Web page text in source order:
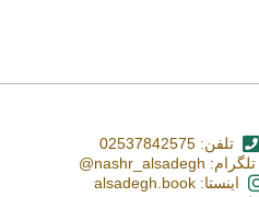
تلفن: 02537842575
تلگرام: nashr_alsadegh@
اینستا: alsadegh.book